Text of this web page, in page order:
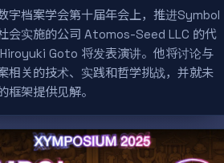
字档案学会第十届年会上，推进Symbol
会实施的公司 Atomos-Seed LLC 的代
Goto 将发表演讲。他将讨论与
相关的技术、实践和哲学挑战，并就未
框架提供见解。